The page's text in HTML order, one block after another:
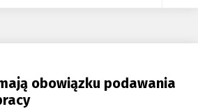
obowiązku podawania